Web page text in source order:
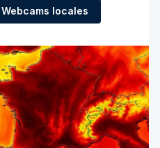
Webcams locales